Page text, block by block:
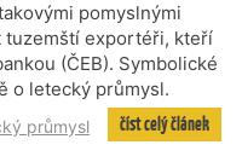
pomyslnými
tuzemští exportéři, kteří
(ČEB). Symbolické
o letecký průmysl.
průmysl číst celý článek